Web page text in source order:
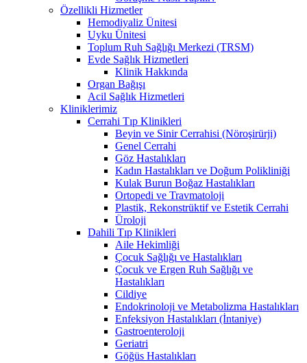
Özellikli Hizmetler
Hemodiyaliz Ünitesi
Uyku Ünitesi
Toplum Ruh Sağlığı Merkezi (TRSM)
Evde Sağlık Hizmetleri
Klinik Hakkında
Organ Bağışı
Acil Sağlık Hizmetleri
Kliniklerimiz
Cerrahi Tıp Klinikleri
Beyin ve Sinir Cerrahisi (Nöroşirürji)
Genel Cerrahi
Göz Hastalıkları
Kadın Hastalıkları ve Doğum Polikliniği
Kulak Burun Boğaz Hastalıkları
Ortopedi ve Travmatoloji
Plastik, Rekonstrüktif ve Estetik Cerrahi
Üroloji
Dahili Tıp Klinikleri
Aile Hekimliği
Çocuk Sağlığı ve Hastalıkları
Çocuk ve Ergen Ruh Sağlığı ve
Hastalıkları
Cildiye
Endokrinoloji ve Metabolizma Hastalıkları
Enfeksiyon Hastalıkları (İntaniye)
Gastroenteroloji
Geriatri
Göğüs Hastalıkları